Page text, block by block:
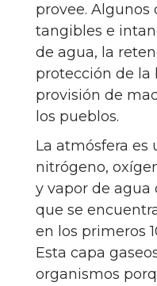
provee. Algunos
tangibles e
de agua, la
protección de la
provisión de
los pueblos.
La atmósfera es
nitrógeno,
y vapor de agua
que se
en los primeros
Esta capa
organismos